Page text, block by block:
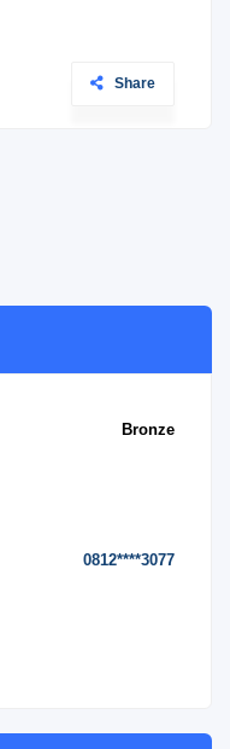
Share
Bronze
0812****3077